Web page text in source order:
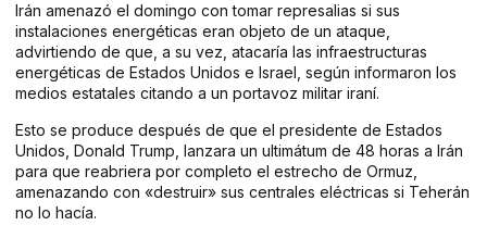
Irán amenazó el domingo con tomar represalias si sus
instalaciones energéticas eran objeto de un ataque,
advirtiendo de que, a su vez, atacaría las infraestructuras
energéticas de Estados Unidos e Israel, según informaron los
medios estatales citando a un portavoz militar iraní.
Esto se produce después de que el presidente de Estados
Unidos, Donald Trump, lanzara un ultimátum de 48 horas a Irán
para que reabriera por completo el estrecho de Ormuz,
amenazando con «destruir» sus centrales eléctricas si Teherán
no lo hacía.